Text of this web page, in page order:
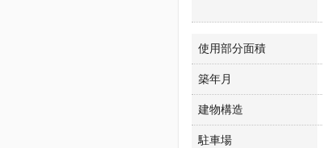
使用部分面積
築年月
建物構造
駐車場